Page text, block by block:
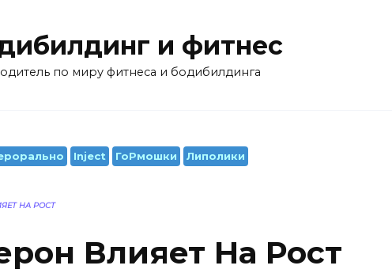
и фитнес
по миру фитнеса и бодибилдинга
Inject ГоРмошки Липолики
НА РОСТ
Влияет На Рост